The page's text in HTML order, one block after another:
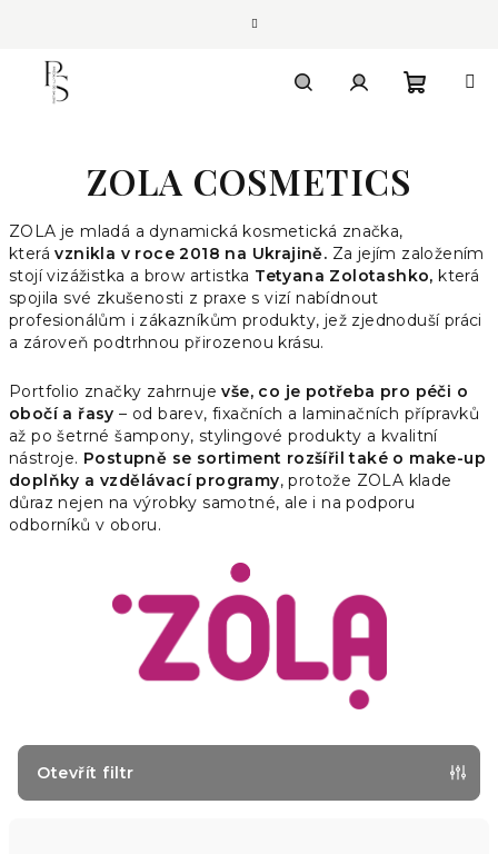
ZOLA COSMETICS
ZOLA je mladá a dynamická kosmetická značka,
která vznikla v roce 2018 na Ukrajině. Za jejím založením
stojí vizážistka a brow artistka Tetyana Zolotashko, která
spojila své zkušenosti z praxe s vizí nabídnout
profesionálům i zákazníkům produkty, jež zjednoduší práci
a zároveň podtrhnou přirozenou krásu.
Portfolio značky zahrnuje vše, co je potřeba pro péči o
obočí a řasy – od barev, fixačních a laminačních přípravků
až po šetrné šampony, stylingové produkty a kvalitní
nástroje. Postupně se sortiment rozšířil také o make-up
doplňky a vzdělávací programy, protože ZOLA klade
důraz nejen na výrobky samotné, ale i na podporu
odborníků v oboru.
Otevřít filtr